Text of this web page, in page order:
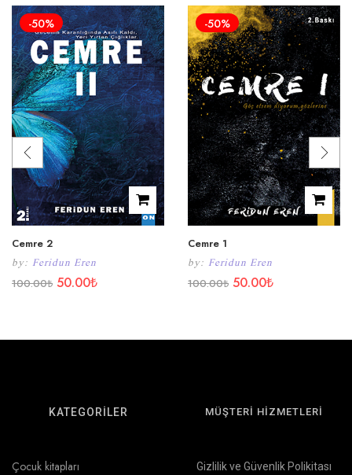
-50%
Cemre 2
by: Feridun Eren
100.00₺ 50.00₺
-50%
Cemre 1
by: Feridun Eren
100.00₺ 50.00₺
KATEGORİLER
Çocuk kitapları
MÜŞTERİ HİZMETLERİ
Gizlilik ve Güvenlik Polikitası